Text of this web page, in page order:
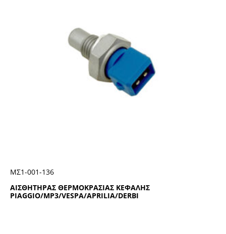
ΑΙΣΘΗΤΗΡΑΣ ΘΕΡΜΟΚΡΑΣΙΑΣ ΚΕΦΑΛΗΣ
PIAGGIO/MP3/VESPA/APRILIA/DERBI
ΜΣ1-001-136